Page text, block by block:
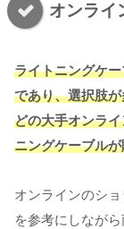
オンライ
ライトニングケ
であり、選択肢
どの大手オンラ
ニングケーブル
オンラインのシ
を参考にしなが